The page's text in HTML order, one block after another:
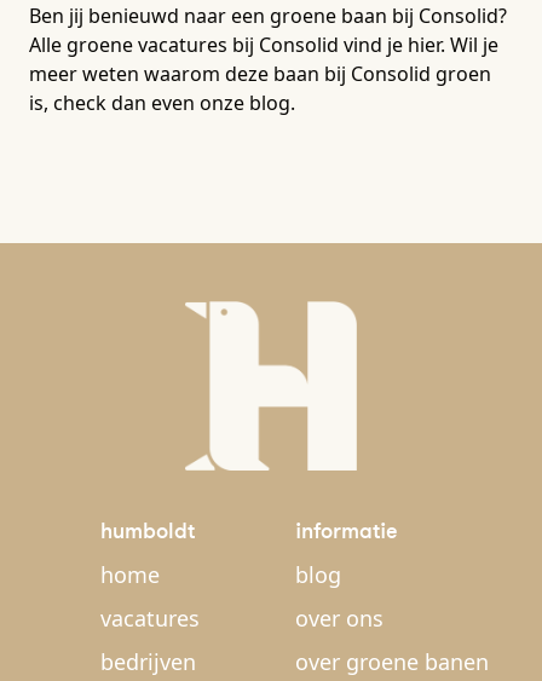
Ben jij benieuwd naar een groene baan bij Consolid?
Alle groene vacatures bij Consolid vind je hier. Wil je
meer weten waarom deze baan bij Consolid groen
is, check dan even onze blog.
humboldt
home
vacatures
bedrijven
informatie
blog
over ons
over groene banen